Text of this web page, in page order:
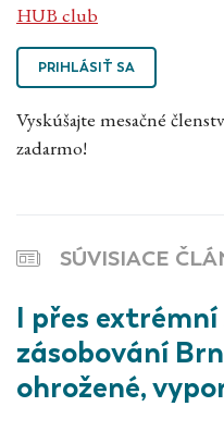
HUB club
PRIHLÁSIŤ SA
Vyskúšajte mesačné
zadarmo!
SÚVISIACE
I přes extrémní
zásobování
ohrožené,